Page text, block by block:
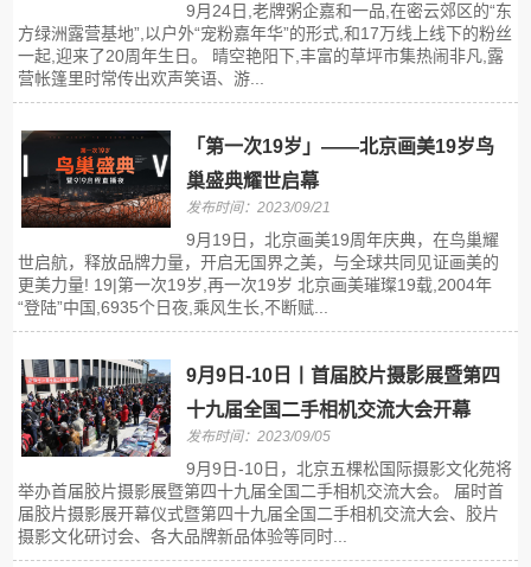
9月24日,老牌粥企嘉和一品,在密云郊区的“东
方绿洲露营基地”,以户外“宠粉嘉年华”的形式,和17万线上线下的粉丝
一起,迎来了20周年生日。 晴空艳阳下,丰富的草坪市集热闹非凡,露
营帐篷里时常传出欢声笑语、游...
「第一次19岁」——北京画美19岁鸟
巢盛典耀世启幕
发布时间：2023/09/21
9月19日，北京画美19周年庆典，在鸟巢耀
世启航，释放品牌力量，开启无国界之美，与全球共同见证画美的
更美力量! 19|第一次19岁,再一次19岁 北京画美璀璨19载,2004年
“登陆”中国,6935个日夜,乘风生长,不断赋...
9月9日-10日丨首届胶片摄影展暨第四
十九届全国二手相机交流大会开幕
发布时间：2023/09/05
9月9日-10日，北京五棵松国际摄影文化苑将
举办首届胶片摄影展暨第四十九届全国二手相机交流大会。 届时首
届胶片摄影展开幕仪式暨第四十九届全国二手相机交流大会、胶片
摄影文化研讨会、各大品牌新品体验等同时...